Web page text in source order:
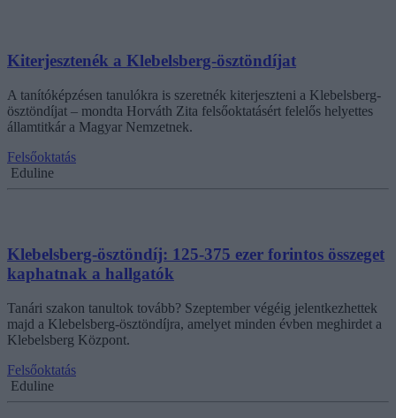
Kiterjesztenék a Klebelsberg-ösztöndíjat
A tanítóképzésen tanulókra is szeretnék kiterjeszteni a Klebelsberg-
ösztöndíjat – mondta Horváth Zita felsőoktatásért felelős helyettes
államtitkár a Magyar Nemzetnek.
Felsőoktatás
Eduline
Klebelsberg-ösztöndíj: 125-375 ezer forintos összeget
kaphatnak a hallgatók
Tanári szakon tanultok tovább? Szeptember végéig jelentkezhettek
majd a Klebelsberg-ösztöndíjra, amelyet minden évben meghirdet a
Klebelsberg Központ.
Felsőoktatás
Eduline